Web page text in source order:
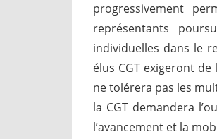
progressivement
représentants
individuelles dans le
élus CGT exigeront
ne tolérera pas les
la CGT demandera
l’avancement et la